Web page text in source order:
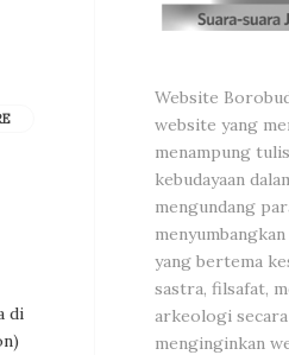
di
Website
website yang
menampung
kebudayaan
mengundang
yang bertema
sastra, filsafat,
arkeologi
menginginkan